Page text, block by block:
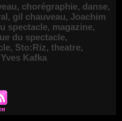
, chorégraphie, danse,
, gil chauveau, Joachim
spectacle, magazine,
du spectacle,
, Sto:Riz, theatre,
Yves Kafka